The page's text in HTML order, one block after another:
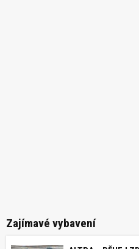
Zajímavé vybavení